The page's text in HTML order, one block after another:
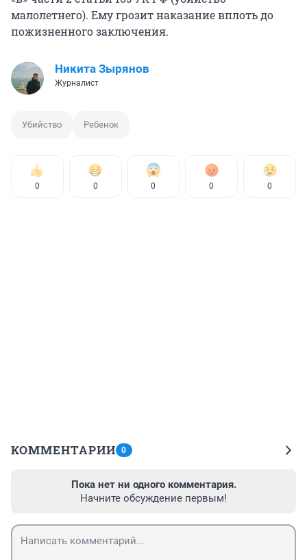
малолетнего). Ему грозит наказание вплоть до
пожизненного заключения.
Никита Зырянов
Журналист
Убийство Ребенок
0 0 0 0 0
КОММЕНТАРИИ 0
Пока нет ни одного комментария.
Начните обсуждение первым!